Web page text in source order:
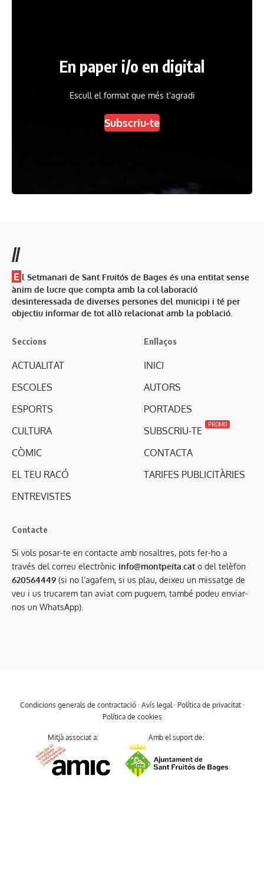
En paper i/o en digital
Escull el format que més t'agradi
Subscriu-te
//
E l Setmanari de Sant Fruitós de Bages és una entitat sense
ànim de lucre que compta amb la col·laboració
desinteressada de diverses persones del municipi i té per
objectiu informar de tot allò relacionat amb la població.
Seccions
ACTUALITAT
ESCOLES
ESPORTS
CULTURA
CÒMIC
EL TEU RACÓ
ENTREVISTES
Enllaços
INICI
AUTORS
PORTADES
SUBSCRIU-TE
PROMO
CONTACTA
TARIFES PUBLICITÀRIES
Contacte
Si vols posar-te en contacte amb nosaltres, pots fer-ho a
través del correu electrònic info@montpeita.cat o del telèfon
620564449 (si no l’agafem, si us plau, deixeu un missatge de
veu i us trucarem tan aviat com puguem, també podeu enviar-
nos un WhatsApp).
Condicions generals de contractació· Avís legal · Política de privacitat·
Política de cookies
Mitjà associat a: Amb el suport de: